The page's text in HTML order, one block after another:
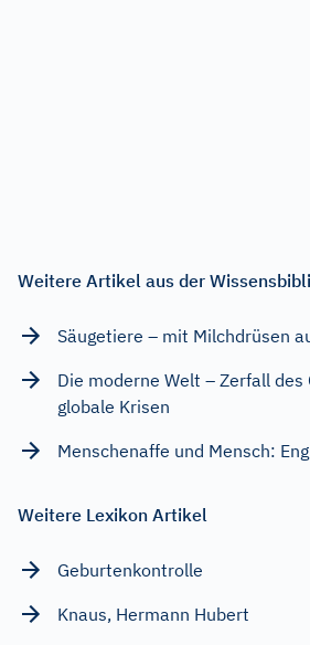
Weitere Artikel aus der
Säugetiere – mit Milchdrüsen
Die moderne Welt – Zerfall des
globale Krisen
Menschenaffe und Mensch:
Weitere Lexikon Artikel
Geburtenkontrolle
Knaus, Hermann Hubert